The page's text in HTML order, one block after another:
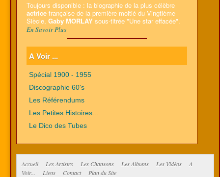
Toujours disponible : la biographie de la plus célèbre
actrice française de la première moitié du Vingtième
Siècle, Gaby MORLAY sous-titrée "Une star effacée".
En Savoir Plus
A Voir ...
Spécial 1900 - 1955
Discographie 60's
Les Référendums
Les Petites Histoires...
Le Dico des Tubes
Accueil Les Artistes Les Chansons Les Albums Les Vidéos
A
Voir...
Liens Contact Plan du Site